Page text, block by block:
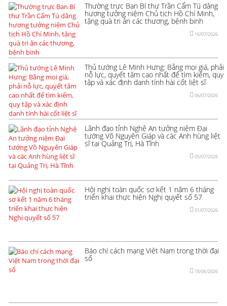
Thường trực Ban Bí thư Trần Cẩm Tú dâng
hương tưởng niệm Chủ tịch Hồ Chí Minh,
tặng quà tri ân các thương, bệnh binh
16/07/2026
Thủ tướng Lê Minh Hưng: Bằng mọi giá, phải
nỗ lực, quyết tâm cao nhất để tìm kiếm, quy
tập và xác định danh tính hài cốt liệt sĩ
06/07/2026
Lãnh đạo tỉnh Nghệ An tưởng niệm Đại
tướng Võ Nguyên Giáp và các Anh hùng liệt
sĩ tại Quảng Trị, Hà Tĩnh
05/07/2026
Hội nghị toàn quốc sơ kết 1 năm 6 tháng
triển khai thực hiện Nghị quyết số 57
01/07/2026
Báo chí cách mạng Việt Nam trong thời đại
số
18/06/2026